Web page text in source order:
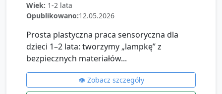
Wiek: 1-2 lata
Opublikowano:12.05.2026
Prosta plastyczna praca sensoryczna dla
dzieci 1–2 lata: tworzymy „lampkę” z
bezpiecznych materiałów...
👁️ Zobacz szczegóły